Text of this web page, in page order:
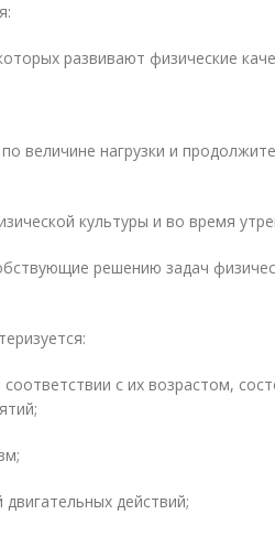
развивают физические
величине нагрузки и
культуры и во время
решению задач
с их возрастом,
действий;